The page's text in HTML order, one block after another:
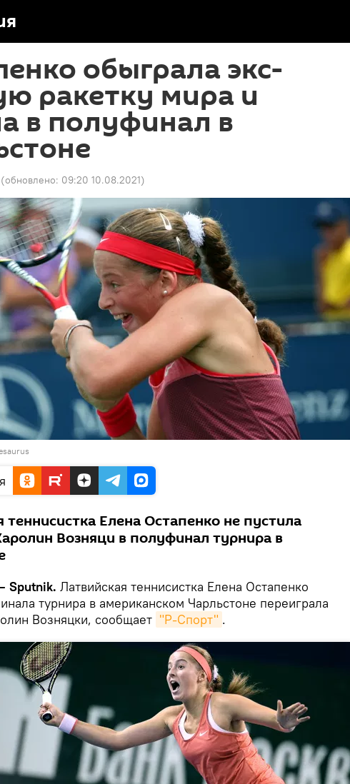
обыграла экс-
ракетку мира и
в полуфинал в
(обновлено: 09:20 10.08.2021)
теннисистка Елена Остапенко не пустила
Возняци в полуфинал турнира в
Sputnik. Латвийская теннисистка Елена Остапенко
турнира в американском Чарльстоне переиграла
Возняцки, сообщает "Р-Спорт" .